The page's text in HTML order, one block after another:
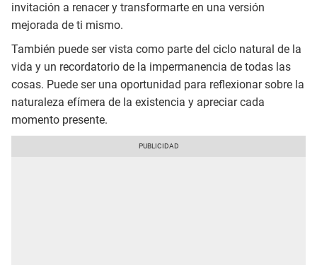
invitación a renacer y transformarte en una versión
mejorada de ti mismo.
También puede ser vista como parte del ciclo natural de la
vida y un recordatorio de la impermanencia de todas las
cosas. Puede ser una oportunidad para reflexionar sobre la
naturaleza efímera de la existencia y apreciar cada
momento presente.